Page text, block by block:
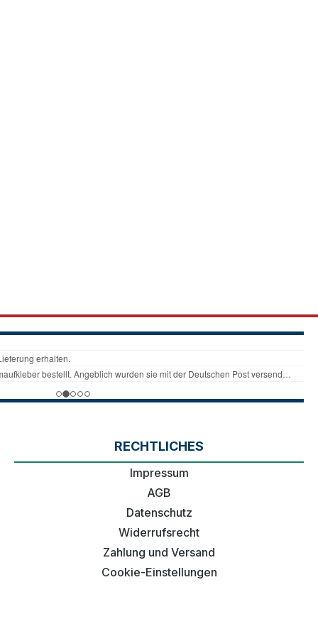
RECHTLICHES
Impressum
AGB
Datenschutz
Widerrufsrecht
Zahlung und Versand
Cookie-Einstellungen